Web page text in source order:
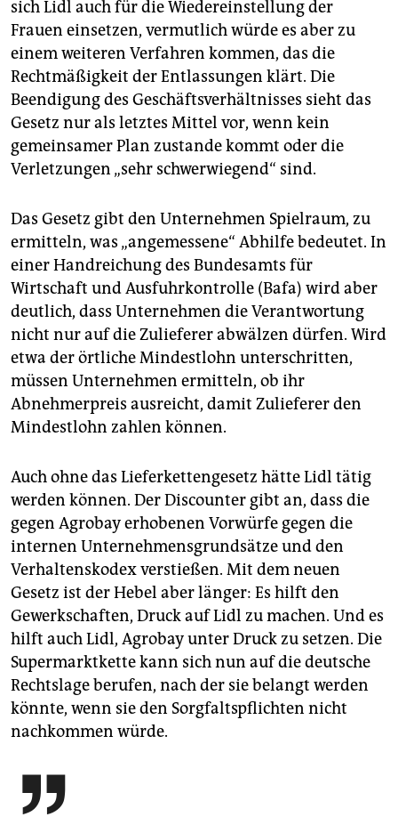
sich Lidl auch für die Wiedereinstellung der
Frauen einsetzen, vermutlich würde es aber zu
einem weiteren Verfahren kommen, das die
Rechtmäßigkeit der Entlassungen klärt. Die
Beendigung des Geschäftsverhältnisses sieht das
Gesetz nur als letztes Mittel vor, wenn kein
gemeinsamer Plan zustande kommt oder die
Verletzungen „sehr schwerwiegend“ sind.
Das Gesetz gibt den Unternehmen Spielraum, zu
ermitteln, was „angemessene“ Abhilfe bedeutet. In
einer Handreichung des Bundesamts für
Wirtschaft und Ausfuhrkontrolle (Bafa) wird aber
deutlich, dass Unternehmen die Verantwortung
nicht nur auf die Zulieferer abwälzen dürfen. Wird
etwa der örtliche Mindestlohn unterschritten,
müssen Unternehmen ermitteln, ob ihr
Abnehmerpreis ausreicht, damit Zulieferer den
Mindestlohn zahlen können.
Auch ohne das Lieferketten­gesetz hätte Lidl tätig
werden können. Der Discounter gibt an, dass die
gegen Agrobay erhobenen Vorwürfe gegen die
internen Unternehmensgrundsätze und den
Verhaltenskodex verstießen. Mit dem neuen
Gesetz ist der Hebel aber länger: Es hilft den
Gewerkschaften, Druck auf Lidl zu machen. Und es
hilft auch Lidl, Agrobay unter Druck zu setzen. Die
Supermarktkette kann sich nun auf die deutsche
Rechtslage berufen, nach der sie belangt werden
könnte, wenn sie den Sorgfaltspflichten nicht
nachkommen würde.
